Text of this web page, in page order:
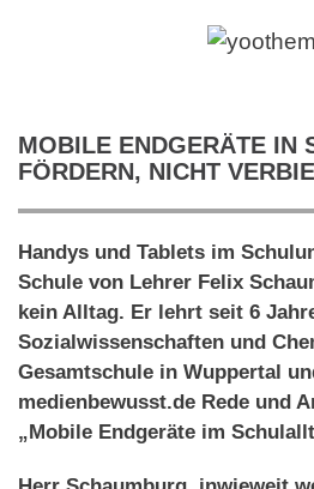
MOBILE ENDGERÄTE IN
FÖRDERN, NICHT
Handys und Tablets im
Schule von Lehrer Felix
kein Alltag. Er lehrt seit 6
Sozialwissenschaften und
Gesamtschule in Wuppertal
medienbewusst.de Rede und
„Mobile Endgeräte im